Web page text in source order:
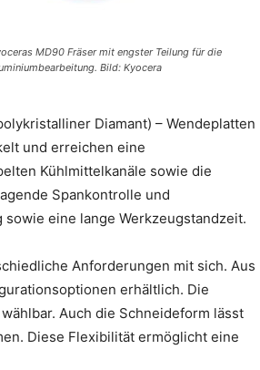
MD90 Fräser mit engster Teilung für die
Bild: Kyocera
Diamant) – Wendeplatten
und erreichen eine
Kühlmittelkanäle sowie die
Spankontrolle und
sowie eine lange Werkzeugstandzeit.
Anforderungen mit sich. Aus
erhältlich. Die
Auch die Schneideform lässt
Diese Flexibilität ermöglicht eine